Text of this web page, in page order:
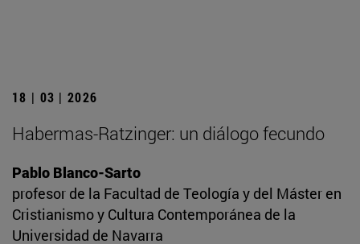
18 | 03 | 2026
Habermas-Ratzinger: un diálogo fecundo
Pablo Blanco-Sarto
profesor de la Facultad de Teología y del Máster en
Cristianismo y Cultura Contemporánea de la
Universidad de Navarra